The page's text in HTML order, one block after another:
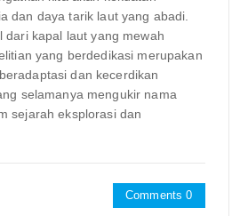
dan daya tarik laut yang abadi.
dari kapal laut yang mewah
yang berdedikasi merupakan
dan kecerdikan
selamanya mengukir nama
sejarah eksplorasi dan
Comments 0